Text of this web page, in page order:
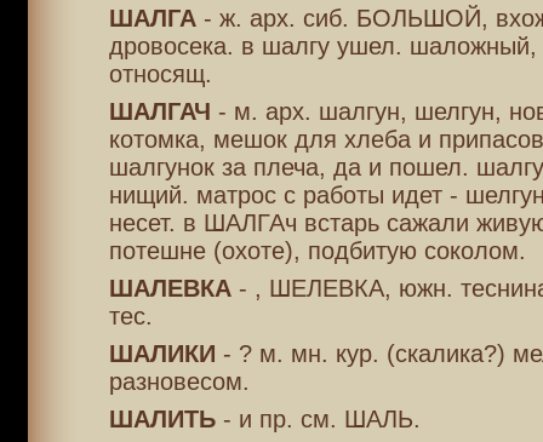
ШАЛГА- ж. арх. сиб. БОЛЬШОЙ,
дровосека. в шалгу ушел. шаложный,
относящ.
ШАЛГАЧ - м. арх. шалгун, шелгун,
котомка, мешок для хлеба и
шалгунок за плеча, да и пошел.
нищий. матрос с работы идет -
несет. в ШАЛГАч встарь сажали
потешне (охоте), подбитую соколом.
ШАЛЕВКА- , ШЕЛЕВКА, южн.
тес.
ШАЛИКИ - ? м. мн. кур. (скалика?)
разновесом.
ШАЛИТЬ- и пр. см. ШАЛЬ.